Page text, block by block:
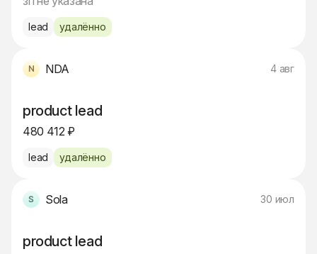
lead удалённо
NDA 4 авг
product lead
480 412 ₽
lead удалённо
Sola 30 июл
product lead